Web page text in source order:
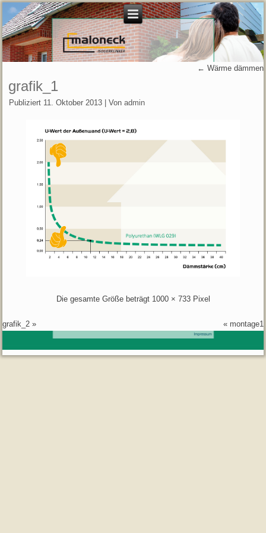
← Wärme dämmen
grafik_1
Publiziert 11. Oktober 2013 |Von admin
Die gesamte Größe beträgt 1000 × 733Pixel
grafik_2 » « montage1